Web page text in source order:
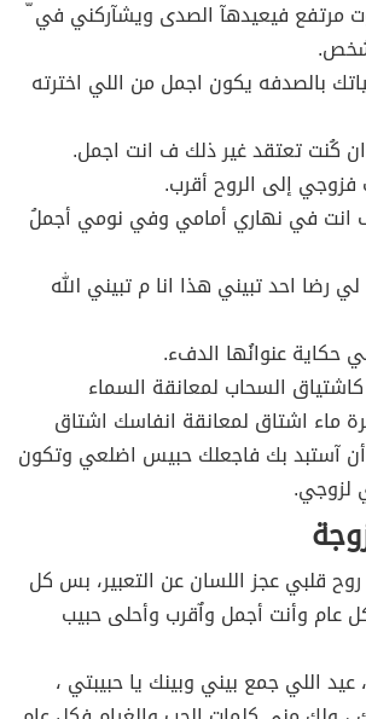
مرتفع فيعيدهآ الصدى ويشآركني في
شخص.
بالصدفه يكون اجمل من اللي اخترته
كُنت تعتقد غير ذلك ف انت اجمل.
إلى الروح أقرب.
انت في نهاري أمامي وفي نومي أجملُ
رضا احد تبيني هذا انا م تبيني الله
حكاية عنوانُها الدفء.
السحاب لمعانقة السماء
ماء اشتاق لمعانقة انفاسك اشتاق
آستبد بك فاجعلك حبيس اضلعي وتكون
لزوجي.
قلبي عجز اللسان عن التعبير، بس كل
عام وأنت أجمل واٌقرب وأحلى حبيب
عيد اللي جمع بيني وبينك يا حبيبتي ،